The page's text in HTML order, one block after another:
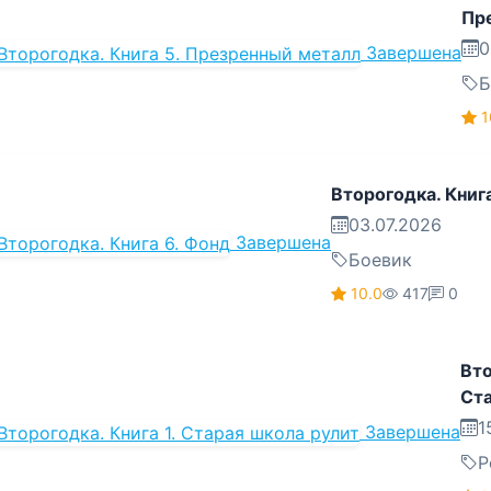
Завершена
Завершена
Второгодка.
03.07.2026
Боевик
10.0 417 0
Завершена